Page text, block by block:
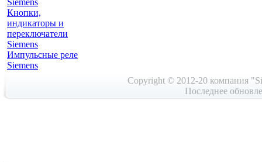
Siemens
Кнопки,
индикаторы и
переключатели
Siemens
Импульсные реле
Siemens
Copyright © 2012-20 компания
Последнее